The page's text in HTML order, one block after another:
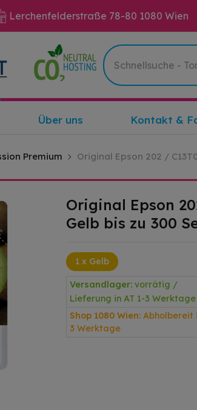
Lerchenfelderstraße 78-80 1080 Wien
Über uns Kontakt &
Premium Original Epson 202 /
Original Epson
Gelb bis zu 300
1 x Gelb
Versandlager: vorrätig /
Lieferung in AT 1-3 Werktage
Shop 1080 Wien: Abholbereit
3 Werktage